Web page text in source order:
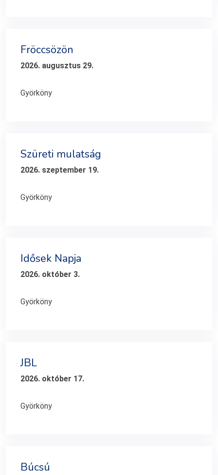
Fröccsözön
2026. augusztus 29.
Györköny
Szüreti mulatság
2026. szeptember 19.
Györköny
Idősek Napja
2026. október 3.
Györköny
JBL
2026. október 17.
Györköny
Búcsú